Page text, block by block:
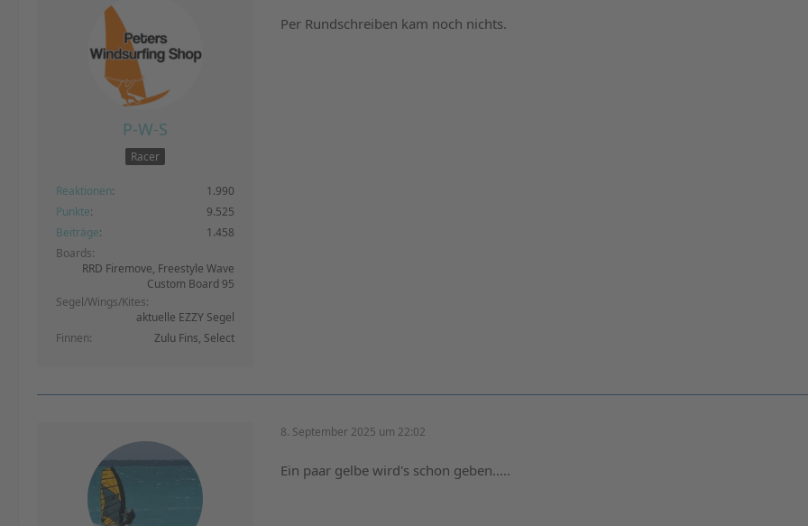
P-W-S
Racer
Reaktionen
1.990
Punkte
9.525
Beiträge
1.458
Boards
RRD Firemove, Freestyle Wave
Custom Board 95
Segel/Wings/Kites
aktuelle EZZY Segel
Finnen
Zulu Fins, Select
Per Rundschreiben kam noch nichts.
8. September 2025 um 22:02
Ein paar gelbe wird's schon geben.....